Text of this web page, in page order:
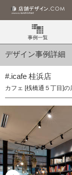
事例一覧
デザイン事例詳細
#.icafe 桂浜店
カフェ [桟橋通５丁目]